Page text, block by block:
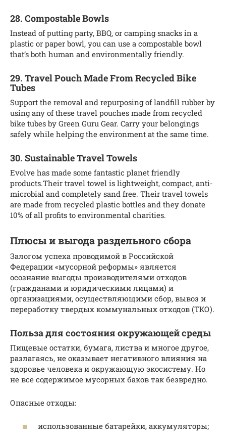
28. Compostable Bowls
Instead of putting party, BBQ, or camping snacks in a
plastic or paper bowl, you can use a compostable bowl
that’s both human and environmentally friendly.
29. Travel Pouch Made From Recycled Bike
Tubes
Support the removal and repurposing of landfill rubber by
using any of these travel pouches made from recycled
bike tubes by Green Guru Gear. Carry your belongings
safely while helping the environment at the same time.
30. Sustainable Travel Towels
Evolve has made some fantastic planet friendly
products.Their travel towel is lightweight, compact, anti-
microbial and completely sand free. Their travel towels
are made from recycled plastic bottles and they donate
10% of all profits to environmental charities.
Плюсы и выгода раздельного сбора
Залогом успеха проводимой в Российской
Федерации «мусорной реформы» является
осознание выгоды производителями отходов
(гражданами и юридическими лицами) и
организациями, осуществляющими сбор, вывоз и
переработку твердых коммунальных отходов (ТКО).
Польза для состояния окружающей среды
Пищевые остатки, бумага, листва и многое другое,
разлагаясь, не оказывает негативного влияния на
здоровье человека и окружающую экосистему. Но
не все содержимое мусорных баков так безвредно.
Опасные отходы:
использованные батарейки, аккумуляторы;